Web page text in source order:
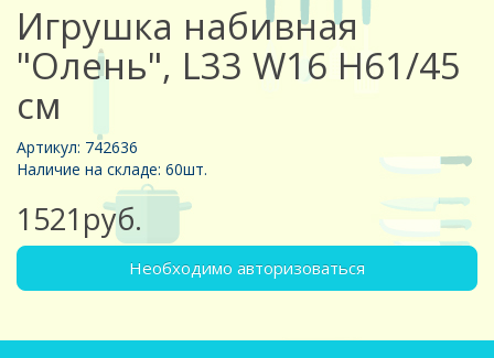
Игрушка набивная
"Олень", L33 W16 H61/45
см
Артикул: 742636
Наличие на складе: 60шт.
1521руб.
Необходимо авторизоваться